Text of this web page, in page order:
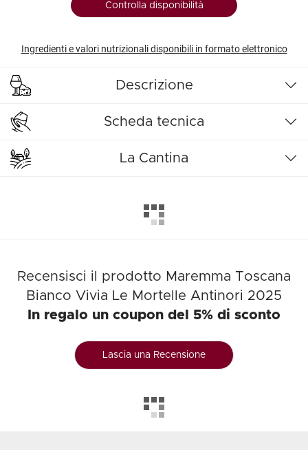
Controlla disponibilità
Ingredienti e valori nutrizionali disponibili in formato elettronico
Descrizione
Scheda tecnica
La Cantina
Recensisci il prodotto Maremma Toscana
Bianco Vivia Le Mortelle Antinori 2025
In regalo un coupon del 5% di sconto
Lascia una Recensione